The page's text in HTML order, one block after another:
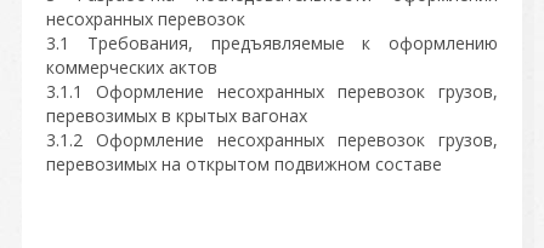
несохранных перевозок
3.1 Требования, предъявляемые к оформлению
коммерческих актов
3.1.1 Оформление несохранных перевозок грузов,
перевозимых в крытых вагонах
3.1.2 Оформление несохранных перевозок грузов,
перевозимых на открытом подвижном составе